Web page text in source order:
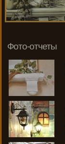
Фото-отчеты